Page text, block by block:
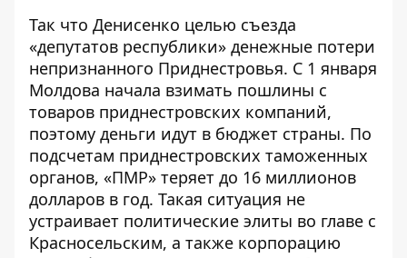
Так что Денисенко целью съезда
«депутатов республики» денежные потери
непризнанного Приднестровья. С 1 января
Молдова начала взимать пошлины с
товаров приднестровских компаний,
поэтому деньги идут в бюджет страны. По
подсчетам приднестровских таможенных
органов, «ПМР» теряет до 16 миллионов
долларов в год. Такая ситуация не
устраивает политические элиты во главе с
Красносельским, а также корпорацию